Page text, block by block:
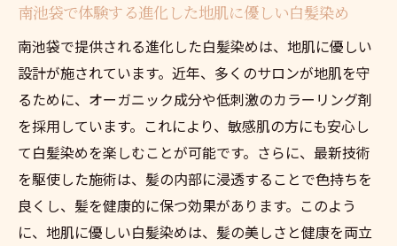
南池袋で体験する進化した地肌に優しい白髪染め
南池袋で提供される進化した白髪染めは、地肌に優しい
設計が施されています。近年、多くのサロンが地肌を守
るために、オーガニック成分や低刺激のカラーリング剤
を採用しています。これにより、敏感肌の方にも安心し
て白髪染めを楽しむことが可能です。さらに、最新技術
を駆使した施術は、髪の内部に浸透することで色持ちを
良くし、髪を健康的に保つ効果があります。このよう
に、地肌に優しい白髪染めは、髪の美しさと健康を両立